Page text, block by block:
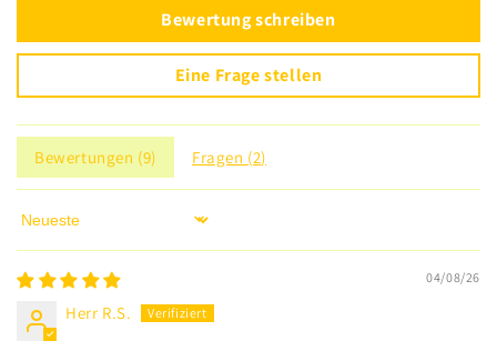
Bewertung schreiben
Eine Frage stellen
Bewertungen (9) Fragen (2)
Sort by
04/08/26
Herr R.S.